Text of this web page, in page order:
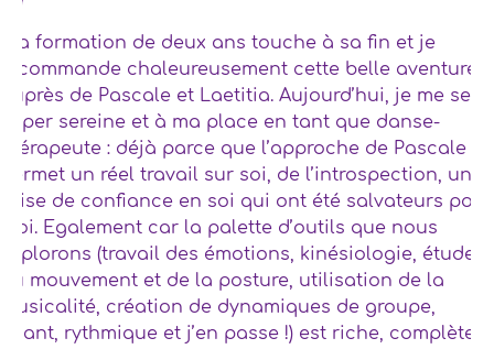
Ma formation de deux ans touche à sa fin et je
recommande chaleureusement cette belle aventure
auprès de Pascale et Laetitia. Aujourd’hui, je me sens
hyper sereine et à ma place en tant que danse-
thérapeute : déjà parce que l’approche de Pascale
permet un réel travail sur soi, de l’introspection, une
prise de confiance en soi qui ont été salvateurs pour
moi. Egalement car la palette d’outils que nous
explorons (travail des émotions, kinésiologie, étude
du mouvement et de la posture, utilisation de la
musicalité, création de dynamiques de groupe,
chant, rythmique et j’en passe !) est riche, complète,